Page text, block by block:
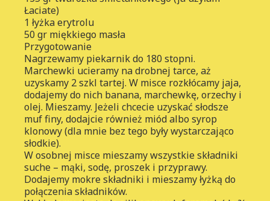
Łaciate)
1 łyżka erytrolu
50 gr miękkiego masła
Przygotowanie
Nagrzewamy piekarnik do 180 stopni.
Marchewki ucieramy na drobnej tarce, aż
uzyskamy 2 szkl tartej. W misce rozkłócamy jaja,
dodajemy do nich banana, marchewkę, orzechy i
olej. Mieszamy. Jeżeli chcecie uzyskać słodsze
muf finy, dodajcie również miód albo syrop
klonowy (dla mnie bez tego były wystarczająco
słodkie).
W osobnej misce mieszamy wszystkie składniki
suche – mąki, sodę, proszek i przyprawy.
Dodajemy mokre składniki i mieszamy łyżką do
połączenia składników.